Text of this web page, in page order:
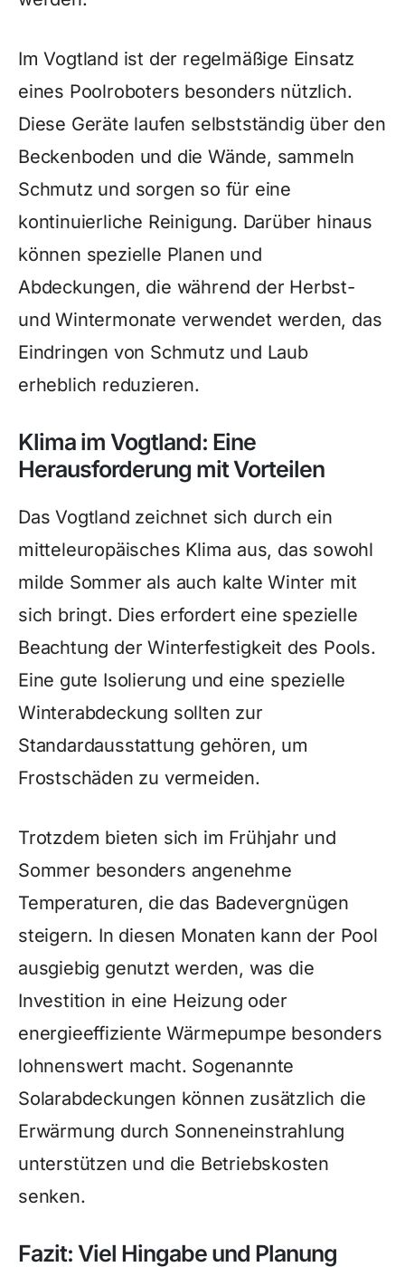
Im Vogtland ist der regelmäßige Einsatz
eines Poolroboters besonders nützlich.
Diese Geräte laufen selbstständig über den
Beckenboden und die Wände, sammeln
Schmutz und sorgen so für eine
kontinuierliche Reinigung. Darüber hinaus
können spezielle Planen und
Abdeckungen, die während der Herbst-
und Wintermonate verwendet werden, das
Eindringen von Schmutz und Laub
erheblich reduzieren.
Klima im Vogtland: Eine
Herausforderung mit Vorteilen
Das Vogtland zeichnet sich durch ein
mitteleuropäisches Klima aus, das sowohl
milde Sommer als auch kalte Winter mit
sich bringt. Dies erfordert eine spezielle
Beachtung der Winterfestigkeit des Pools.
Eine gute Isolierung und eine spezielle
Winterabdeckung sollten zur
Standardausstattung gehören, um
Frostschäden zu vermeiden.
Trotzdem bieten sich im Frühjahr und
Sommer besonders angenehme
Temperaturen, die das Badevergnügen
steigern. In diesen Monaten kann der Pool
ausgiebig genutzt werden, was die
Investition in eine Heizung oder
energieeffiziente Wärmepumpe besonders
lohnenswert macht. Sogenannte
Solarabdeckungen können zusätzlich die
Erwärmung durch Sonneneinstrahlung
unterstützen und die Betriebskosten
senken.
Fazit: Viel Hingabe und Planung